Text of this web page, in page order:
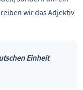
wir das Adjektiv
Einheit